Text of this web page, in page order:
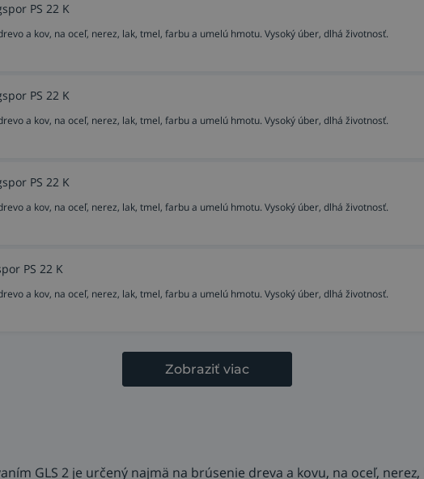
PS 22 K
a kov, na oceľ, nerez, lak, tmel, farbu a umelú hmotu. Vysoký úber, dlhá životnosť.
PS 22 K
a kov, na oceľ, nerez, lak, tmel, farbu a umelú hmotu. Vysoký úber, dlhá životnosť.
PS 22 K
a kov, na oceľ, nerez, lak, tmel, farbu a umelú hmotu. Vysoký úber, dlhá životnosť.
PS 22 K
a kov, na oceľ, nerez, lak, tmel, farbu a umelú hmotu. Vysoký úber, dlhá životnosť.
Zobraziť viac
GLS 2 je určený najmä na brúsenie dreva a kovu, na oceľ,